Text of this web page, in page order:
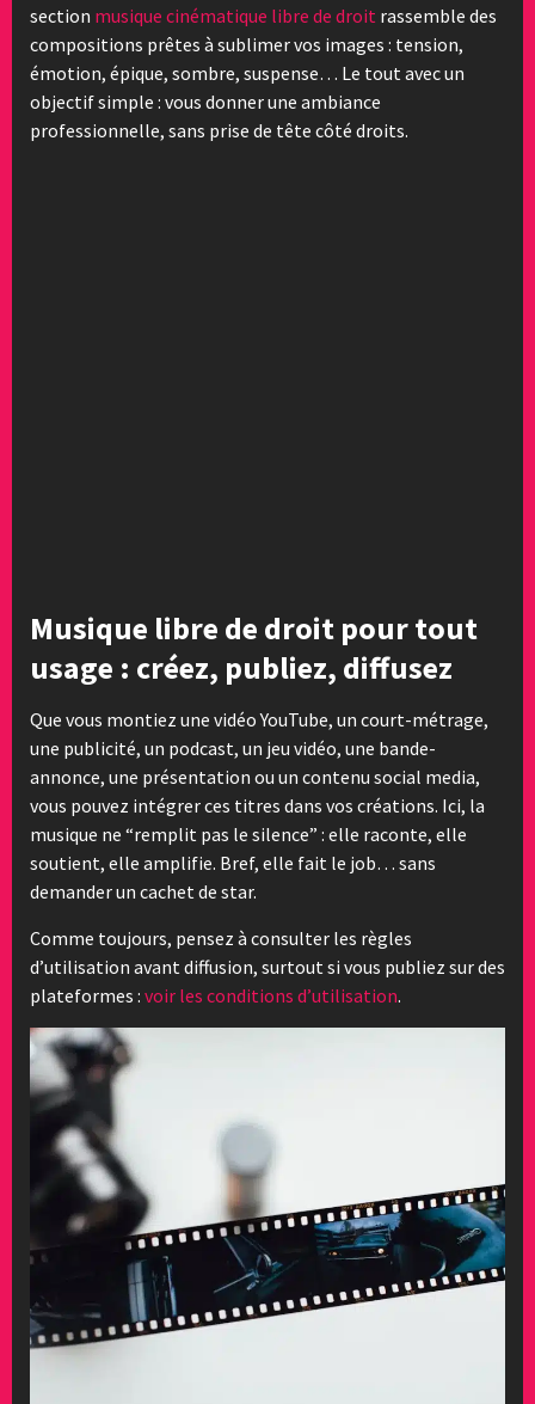
section musique cinématique libre de droit rassemble des
compositions prêtes à sublimer vos images : tension,
émotion, épique, sombre, suspense… Le tout avec un
objectif simple : vous donner une ambiance
professionnelle, sans prise de tête côté droits.
Musique libre de droit pour tout
usage : créez, publiez, diffusez
Que vous montiez une vidéo YouTube, un court-métrage,
une publicité, un podcast, un jeu vidéo, une bande-
annonce, une présentation ou un contenu social media,
vous pouvez intégrer ces titres dans vos créations. Ici, la
musique ne “remplit pas le silence” : elle raconte, elle
soutient, elle amplifie. Bref, elle fait le job… sans
demander un cachet de star.
Comme toujours, pensez à consulter les règles
d’utilisation avant diffusion, surtout si vous publiez sur des
plateformes : voir les conditions d’utilisation.